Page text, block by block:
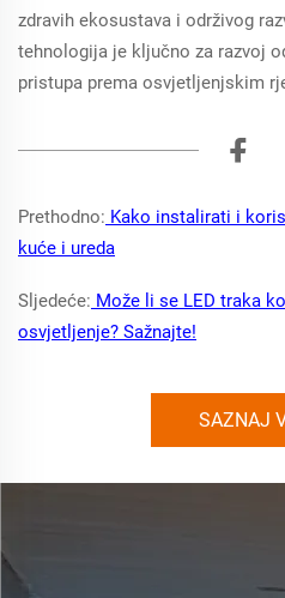
zdravih ekosustava i održivog
tehnologija je ključno za razvoj
pristupa prema osvjetljenjskim
Prethodno: Kako instalirati i
kuće i ureda
Sljedeće: Može li se LED traka
osvjetljenje? Sažnajte!
SAZNAJ